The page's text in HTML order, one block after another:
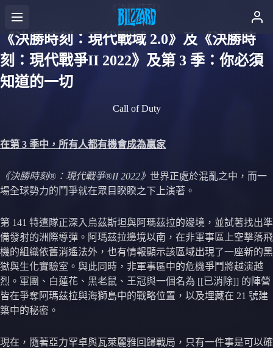
《決勝時刻》
《決勝時刻：現代戰域 2.0》及《決勝時
刻：現代戰爭II 2022》及第 3 季：你必須
知道的一切
Call of Duty
在第 3 季中，所有人都有機會成為贏家
《決勝時刻®：現代戰爭®II 2022》 世界正處於混亂之中，而一
場全球勢力的鬥爭就在眾目睽睽之下上演著。
第 141 特遣隊正深入烏茲斯坦與阿瑪茲拉的邊境，並試著找出準
備發射的洲際導彈。阿瑪茲拉邊境以南，在非軍事區上空擊落飛
機的組織依舊消遙法外，也有情報顯示該區域出現了一座新的黑
獄與生化實驗室。與此同時，非軍事區中的危機爭鬥將越演越
烈。軍團、白蓮花、黑老鼠、王冠與一個名為 [[已消除]] 的陣營
皆在爭奪阿瑪茲拉與海獅島中的戰略位置，以及埋藏在 21 號建
築中的秘密。
現在，隨著亞力罕卓與瓦萊麗雅回歸戰局，只有一件事是可以確